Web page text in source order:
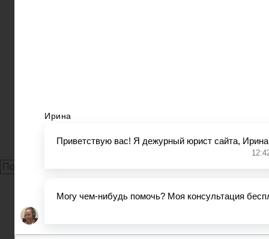
Судебные приставы
Задать вопрос юристу
МВД и ОП Ленинградская область
УМВД России по Выборгскому району